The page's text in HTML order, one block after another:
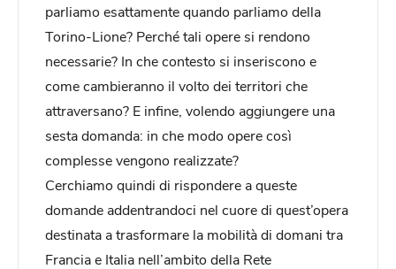
parliamo esattamente quando parliamo della
Torino-Lione? Perché tali opere si rendono
necessarie? In che contesto si inseriscono e
come cambieranno il volto dei territori che
attraversano? E infine, volendo aggiungere una
sesta domanda: in che modo opere così
complesse vengono realizzate?
Cerchiamo quindi di rispondere a queste
domande addentrandoci nel cuore di quest’opera
destinata a trasformare la mobilità di domani tra
Francia e Italia nell’ambito della Rete